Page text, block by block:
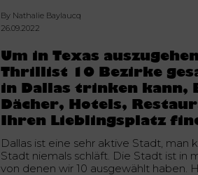
By Nathalie Baylaucq
26.09.2022
Um in Texas
Thrillist 10 Bezirke
in Dallas trinken kann,
Dächer, Hotels,
Ihren Lieblingsplatz
Dallas ist eine sehr aktive Stadt, man
Stadt niemals schläft. Die Stadt ist in
von denen wir 10 ausgewählt haben.